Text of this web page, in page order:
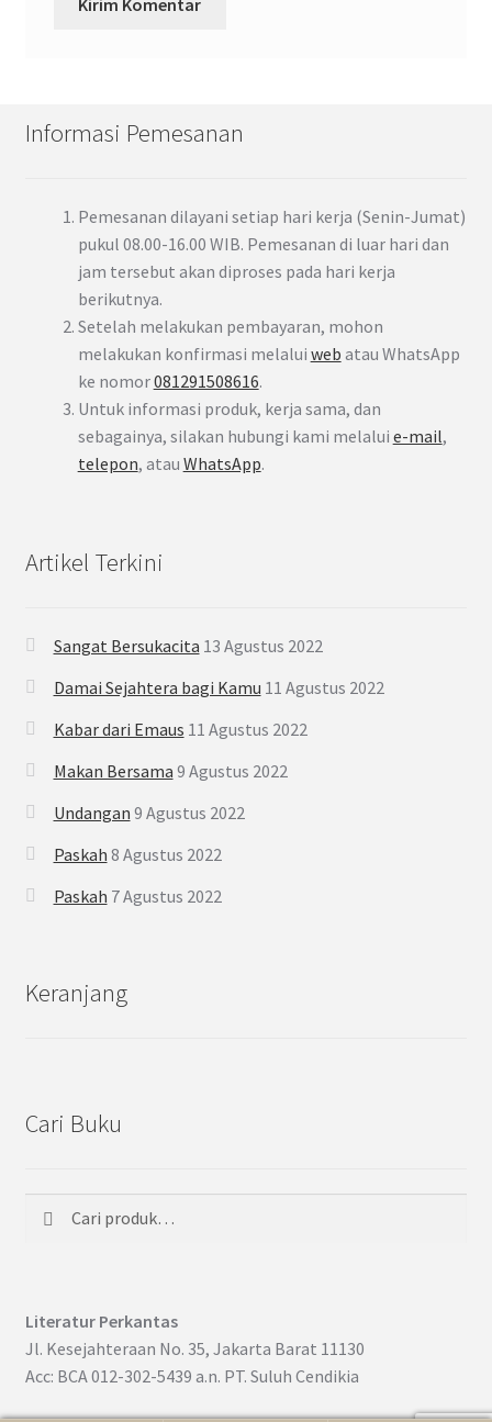
Informasi Pemesanan
Pemesanan dilayani setiap hari kerja (Senin-Jumat)
pukul 08.00-16.00 WIB. Pemesanan di luar hari dan
jam tersebut akan diproses pada hari kerja
berikutnya.
Setelah melakukan pembayaran, mohon
melakukan konfirmasi melalui web atau WhatsApp
ke nomor081291508616.
Untuk informasi produk, kerja sama, dan
sebagainya, silakan hubungi kami melalui e-mail,
telepon, atau WhatsApp.
Artikel Terkini
Sangat Bersukacita 13 Agustus 2022
Damai Sejahtera bagi Kamu 11 Agustus 2022
Kabar dari Emaus 11 Agustus 2022
Makan Bersama 9 Agustus 2022
Undangan 9 Agustus 2022
Paskah 8 Agustus 2022
Paskah 7 Agustus 2022
Keranjang
Cari Buku
Pencarian
Literatur Perkantas
Jl. Kesejahteraan No. 35, Jakarta Barat 11130
Acc: BCA 012-302-5439 a.n. PT. Suluh Cendikia